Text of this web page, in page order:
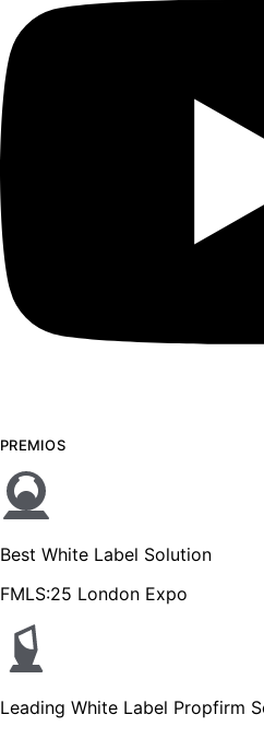
PREMIOS
Best White Label Solution
FMLS:25 London Expo
Leading White Label Propfirm